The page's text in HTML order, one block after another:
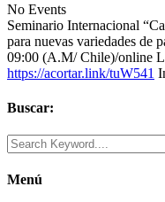
No Events
Seminario Internacional
para nuevas variedades de
09:00 (A.M/ Chile)/online
https://acortar.link/tuW541
Buscar:
Menú